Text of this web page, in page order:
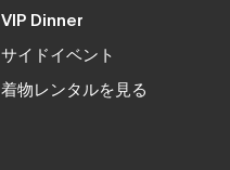
VIP Dinner
サイドイベント
着物レンタルを見る